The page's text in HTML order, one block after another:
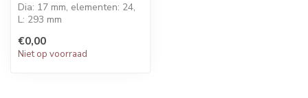
Dia: 17 mm, elementen: 24,
L: 293 mm
STATOMIX™ MCH en MCH...
€0,00
Niet op voorraad